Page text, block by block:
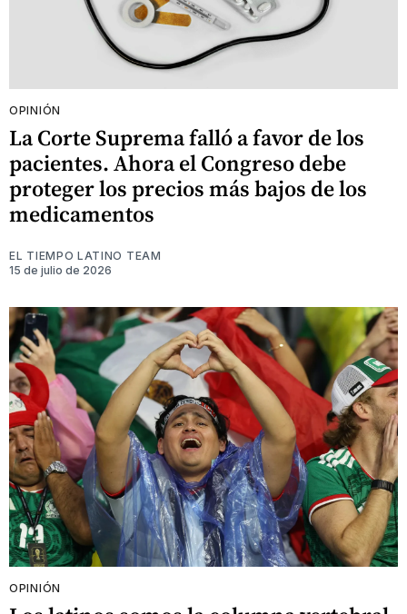
OPINIÓN
La Corte Suprema falló a favor de los
pacientes. Ahora el Congreso debe
proteger los precios más bajos de los
medicamentos
EL TIEMPO LATINO TEAM
15 de julio de 2026
OPINIÓN